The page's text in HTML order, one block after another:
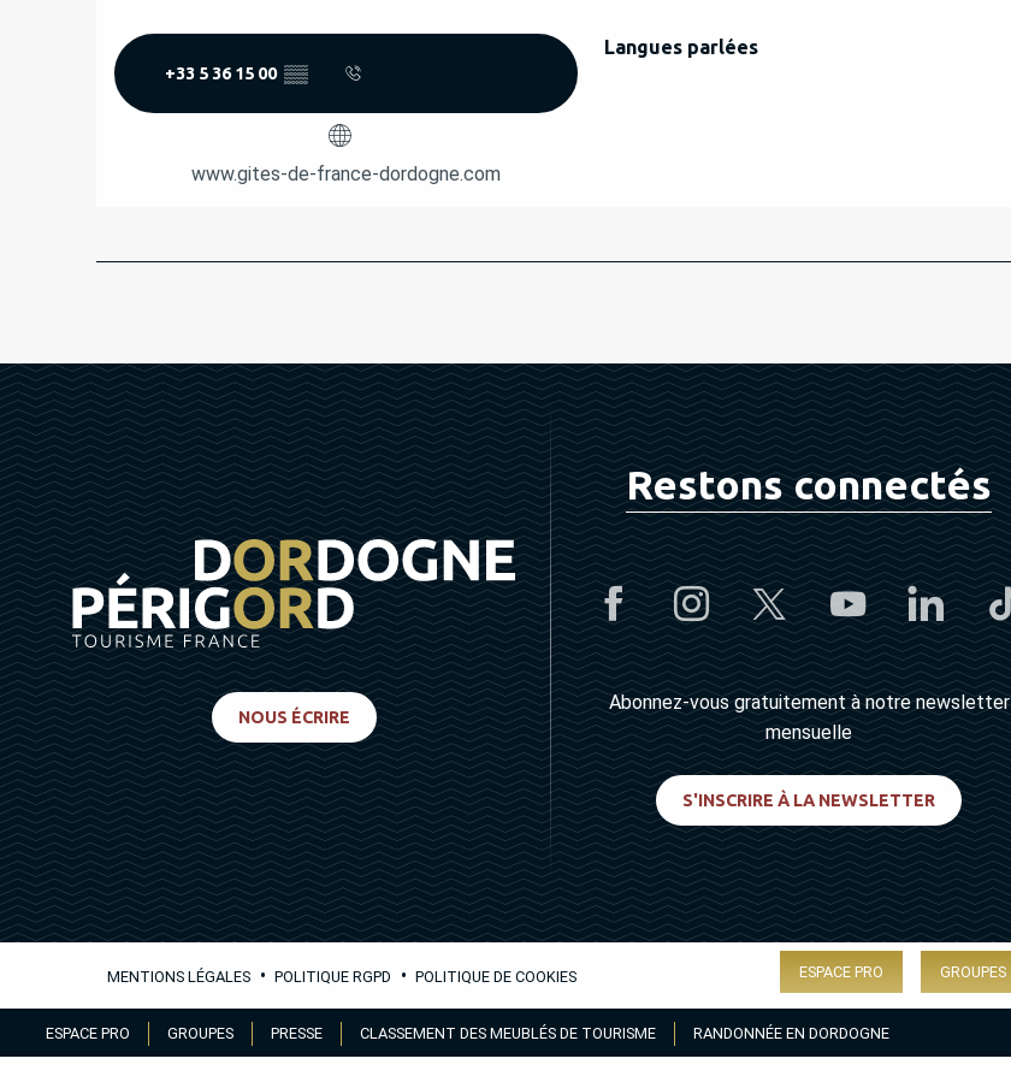
au
ESPACE PRO GROUPES PRESSE CLASSEMENT DES MEUBLÉS DE TOURISME RANDONNÉE EN DORDOGNE
+33 5 36 15 00 ▒▒
www.gites-de-france-dordogne.com
Langues parlées
Langues parlées
NOUS ÉCRIRE
Restons connectés
Abonnez-vous gratuitement à notre newsletter
mensuelle
S'INSCRIRE À LA NEWSLETTER
MENTIONS LÉGALES • POLITIQUE RGPD • POLITIQUE DE COOKIES ESPACE PRO GROUPES